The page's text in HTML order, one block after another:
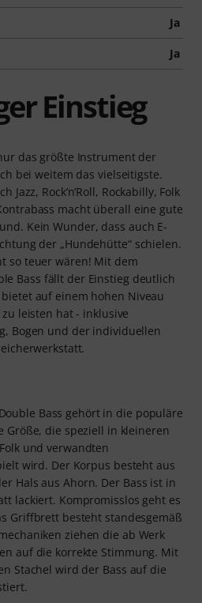
Ja
Ja
Einstieg
das größte Instrument der
bei weitem das vielseitigste.
Jazz, Rock’n’Roll, Rockabilly, Folk
macht überall eine gute
Kein Wunder, dass auch E-
der „Hundehütte“ schielen.
so teuer wären! Mit dem
Bass fällt der Einstieg deutlich
auf einem hohen Niveau
leisten hat - inklusive
Bogen und der individuellen
Bass gehört in die populäre
Größe, die speziell in kleineren
und verwandten
wird. Der Korpus besteht aus
Hals aus Ahorn. Der Bass ist in
lackiert. Kompromisslos geht es
Griffbrett besteht standesgemäß
ziehen die ab Werk
auf die korrekte Stimmung. Mit
Stachel wird der Bass auf die